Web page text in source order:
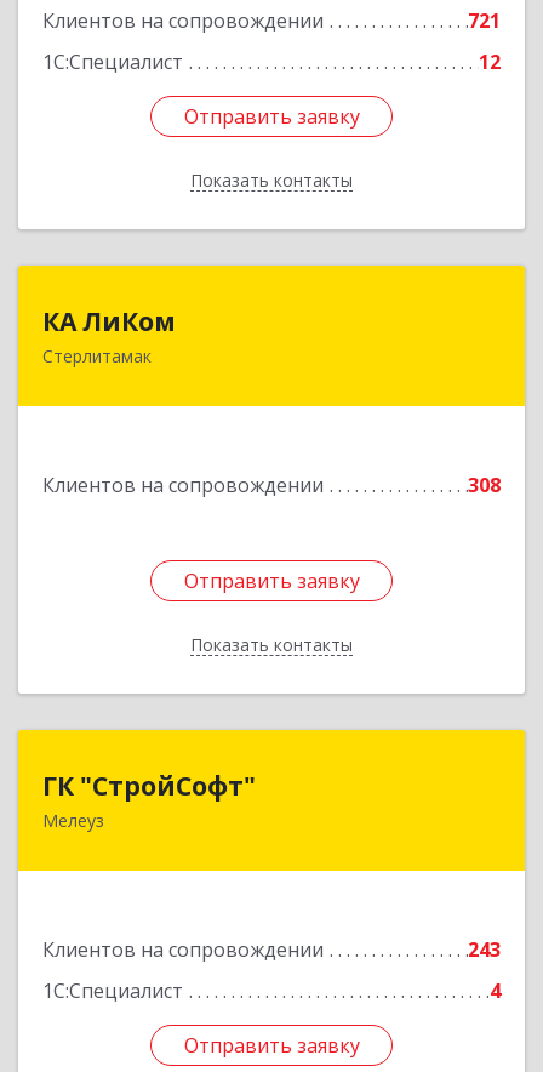
Клиентов на сопровождении
721
1С:Специалист
12
Отправить заявку
Показать контакты
Отправить заявку
Назад
КА ЛиКом
Стерлитамак
Клиентов на сопровождении 308
Отправить заявку
Показать контакты
453115, Башкортостан Респ, г.о. город
Подробнее
Отправить заявку
Назад
ГК "СтройСофт"
Мелеуз
Клиентов на сопровождении
243
1С:Специалист
4
Отправить заявку
453852, Башкортостан Респ, Мелеуз г, Ленина
Отправить заявку